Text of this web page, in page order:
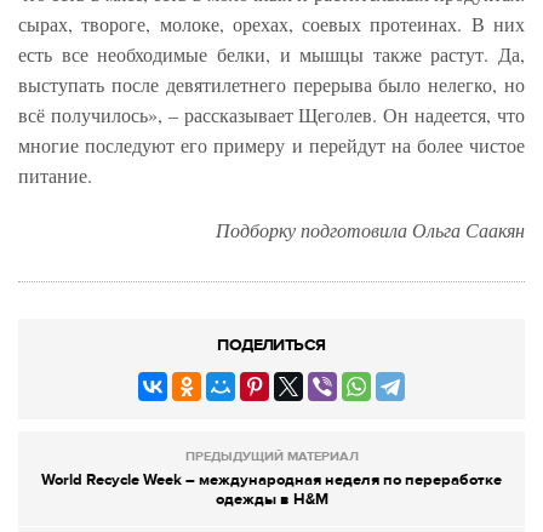
сырах, твороге, молоке, орехах, соевых протеинах. В них
есть все необходимые белки, и мышцы также растут. Да,
выступать после девятилетнего перерыва было нелегко, но
всё получилось», – рассказывает Щеголев. Он надеется, что
многие последуют его примеру и перейдут на более чистое
питание.
Подборку подготовила Ольга Саакян
ПОДЕЛИТЬСЯ
ПРЕДЫДУЩИЙ МАТЕРИАЛ
World Recycle Week – международная неделя по переработке
одежды в H&M